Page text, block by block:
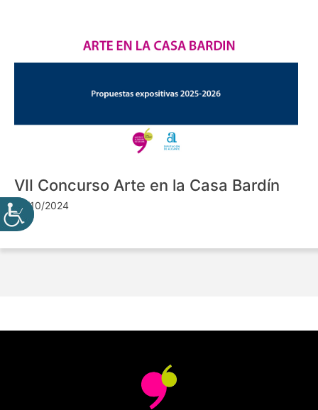
VII Concurso Arte en la Casa Bardín
24/10/2024